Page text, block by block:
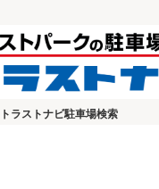
ラストナビ駐車場検索